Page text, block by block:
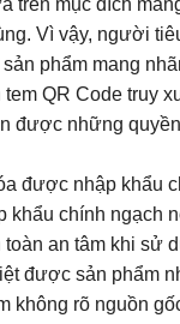
Vì vậy, người
phẩm mang
QR Code truy
được những
được nhập khẩu
khẩu chính ngạch
an tâm khi sử
được sản phẩm
không rõ nguồn